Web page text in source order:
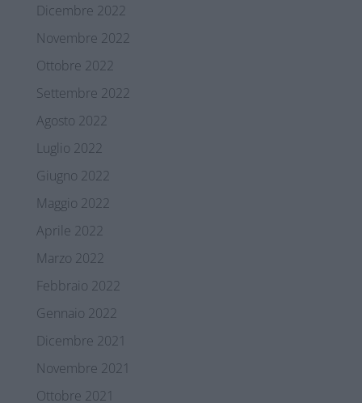
Dicembre 2022
Novembre 2022
Ottobre 2022
Settembre 2022
Agosto 2022
Luglio 2022
Giugno 2022
Maggio 2022
Aprile 2022
Marzo 2022
Febbraio 2022
Gennaio 2022
Dicembre 2021
Novembre 2021
Ottobre 2021